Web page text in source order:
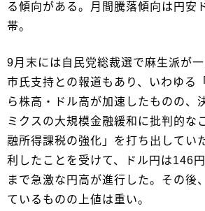
る傾向がある。月間騰落傾向は円安
帯。
9月末には自民党総裁選で麻生派が
市氏支持との報道もあり、いわゆる
ら株高・ドル高が加速したものの、
ミクスの大規模金融緩和に批判的な
融所得課税の強化」を打ち出してい
利したことを受けて、ドル円は146
まで急激な円高が進行した。その後
ているものの上値は重い。